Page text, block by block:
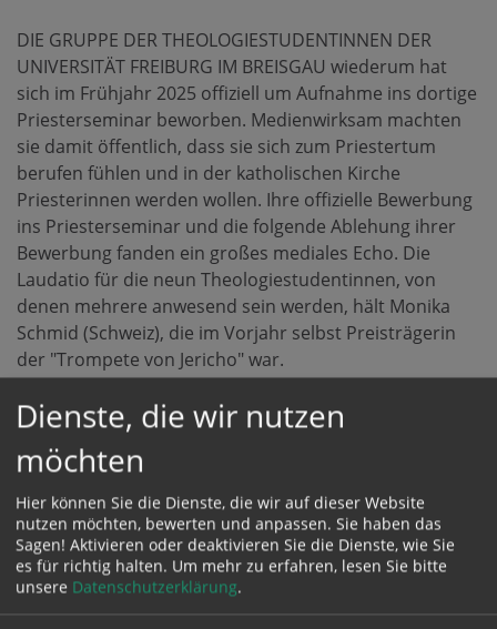
DIE GRUPPE DER THEOLOGIESTUDENTINNEN DER
UNIVERSITÄT FREIBURG IM BREISGAU wiederum hat
sich im Frühjahr 2025 offiziell um Aufnahme ins dortige
Priesterseminar beworben. Medienwirksam machten
sie damit öffentlich, dass sie sich zum Priestertum
berufen fühlen und in der katholischen Kirche
Priesterinnen werden wollen. Ihre offizielle Bewerbung
ins Priesterseminar und die folgende Ablehung ihrer
Bewerbung fanden ein großes mediales Echo. Die
Laudatio für die neun Theologiestudentinnen, von
denen mehrere anwesend sein werden, hält Monika
Schmid (Schweiz), die im Vorjahr selbst Preisträgerin
der "Trompete von Jericho" war.
Martina Wirth wird allen Preisträgerinnen mit dem
berühmten Trompetensignal aus Beethovens dritter
Leonoren-Ouvertüre musikalisch gratulieren.
ANMELDUNG ZUR VERLEIHUNG DER TROMPETE
VON JERICHO
Dienste, die wir nutzen
möchten
Hier können Sie die Dienste, die wir auf dieser Website
nutzen möchten, bewerten und anpassen. Sie haben das
Sagen! Aktivieren oder deaktivieren Sie die Dienste, wie Sie
es für richtig halten. Um mehr zu erfahren, lesen Sie bitte
unsere Datenschutzerklärung.